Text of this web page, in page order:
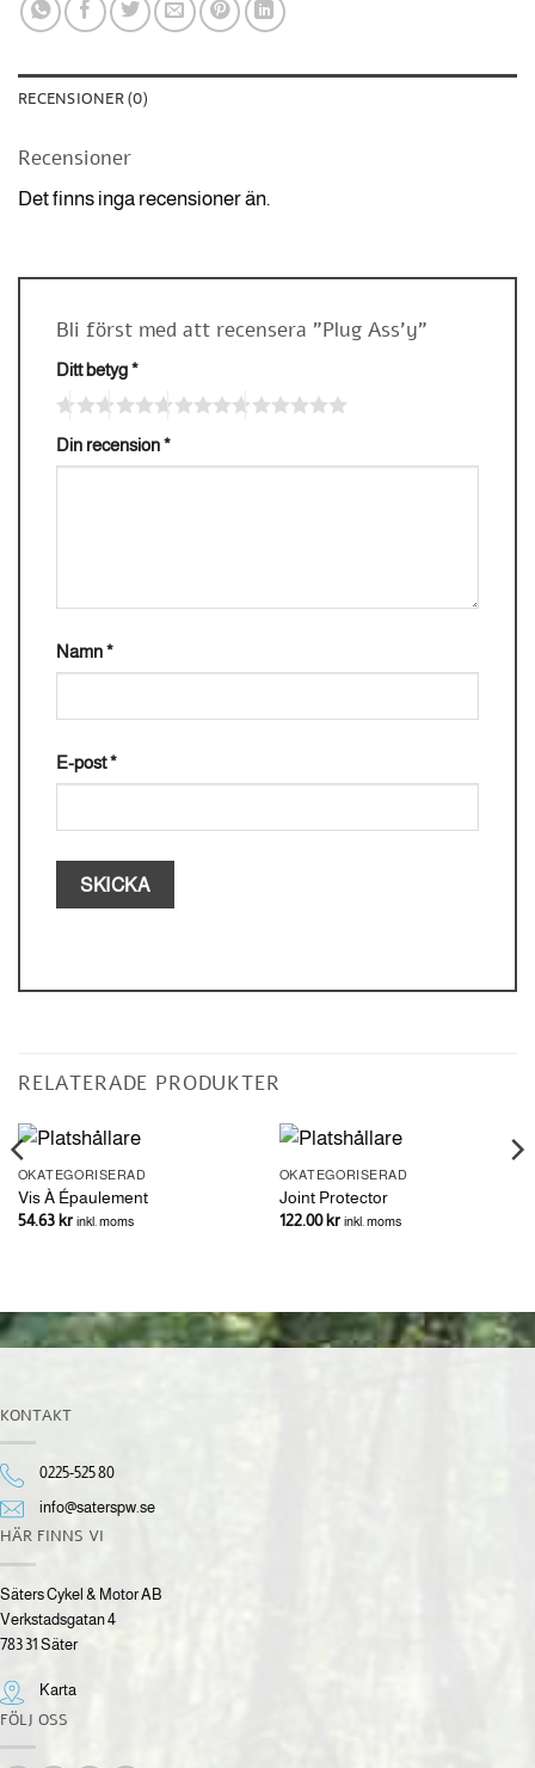
RECENSIONER (0)
Recensioner
Det finns inga recensioner än.
Bli först med att recensera ”Plug Ass’y”
Ditt betyg*
Din recension*
Namn*
E-post*
RELATERADE PRODUKTER
OKATEGORISERAD
Vis À Épaulement
54.63 kr inkl. moms
OKATEGORISERAD
Joint Protector
122.00kr inkl. moms
KONTAKT
0225-525 80
info@saterspw.se
HÄR FINNS VI
Säters Cykel & Motor AB
Verkstadsgatan 4
783 31 Säter
Karta
FÖLJ OSS